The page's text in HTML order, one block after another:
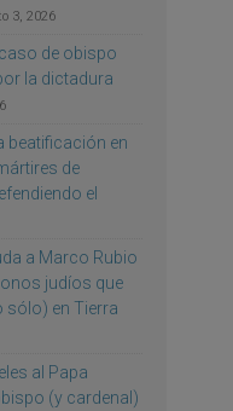
3, 2026
de obispo
la dictadura
beatificación en
de
el
a Marco Rubio
judíos que
sólo) en Tierra
al Papa
(y cardenal)